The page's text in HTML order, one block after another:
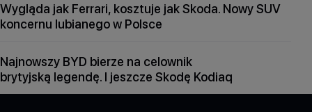
Wygląda jak Ferrari, kosztuje jak Skoda. Nowy SUV
koncernu lubianego w Polsce
Najnowszy BYD bierze na celownik
brytyjską legendę. I jeszcze Skodę Kodiaq